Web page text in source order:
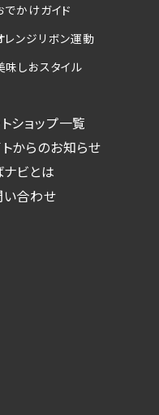
でかけガイド
レンジリボン運動
味しおスタイル
ショップ一覧
からのお知らせ
ナビとは
い合わせ